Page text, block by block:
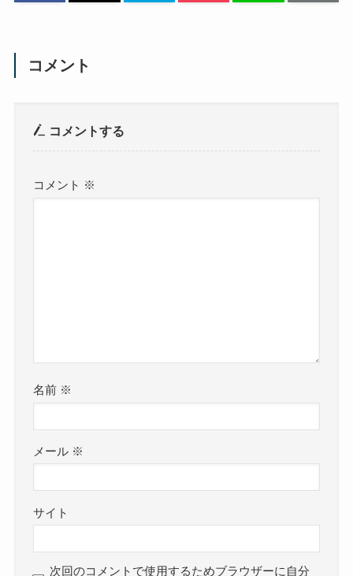
コメント
コメントする
コメント ※
名前 ※
メール ※
サイト
次回のコメントで使用するためブラウザーに自分